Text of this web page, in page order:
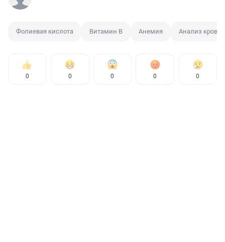
Фолиевая кислота Витамин B Анемия Анализ крови
0 0 0 0 0